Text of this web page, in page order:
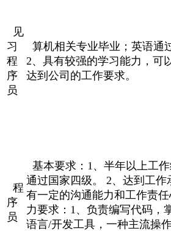
见
习
程
序
员
算机相关专业毕业；英语通
2、具有较强的学习能力，可
达到公司的工作要求。
程
序
员
基本要求：1、半年以上工
通过国家四级。 2、达到工作
有一定的沟通能力和工作责
力要求：1、负责编写代码，
语言/开发工具，一种主流操